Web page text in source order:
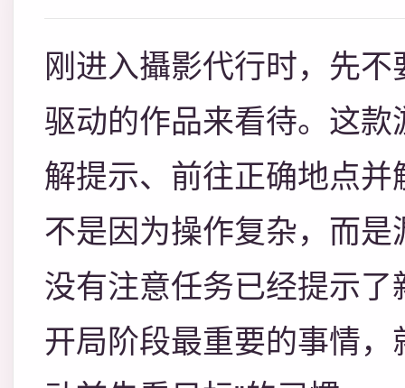
刚进入攝影代行时，先
驱动的作品来看待。这
解提示、前往正确地点
不是因为操作复杂，而
没有注意任务已经提示
开局阶段最重要的事情，